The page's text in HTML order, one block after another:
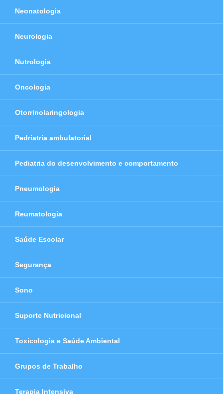
Neonatologia
Neurologia
Nutrologia
Oncologia
Otorrinolaringologia
Pedriatria ambulatorial
Pediatria do desenvolvimento e comportamento
Pneumologia
Reumatologia
Saúde Escolar
Segurança
Sono
Suporte Nutricional
Toxicologia e Saúde Ambiental
Grupos de Trabalho
Terapia Intensiva